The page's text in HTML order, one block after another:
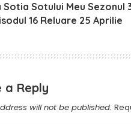
Sotia Sotului Meu Sezonul
16 Reluare 25 Aprilie
a Reply
will not be published.